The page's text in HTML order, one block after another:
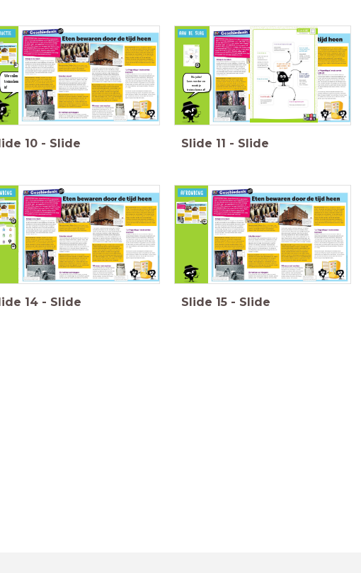
Roken
Hitte verdampt vocht,
vangst/oogst hangt in rook,
rooksmaakje, oude methode.
Inkuilen
Diepe kuil in grond, onbewerkte
groenten in kuil, toedekken met
stro.
We vullen ons
treinschema verder
in!
10 - Slide
Nu jullie!
Lees verder en
maak je
treinschema af!
Slide 11 - Slide
Wat heb je deze les
geleerd?
14 - Slide
Heb je nieuwe vragen
gekregen?
Schrijf
deze op post-its en
hang ze op de
vragenmuur.
Heb je
antwoorden
gekregen op je
vragen?
Slide 15 - Slide